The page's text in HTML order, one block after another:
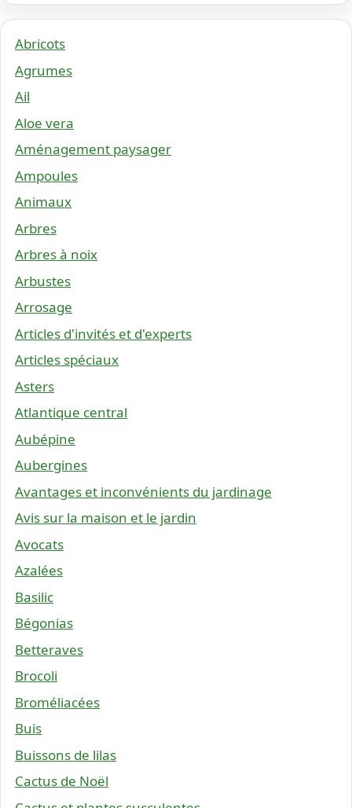
Abricots
Agrumes
Ail
Aloe vera
Aménagement paysager
Ampoules
Animaux
Arbres
Arbres à noix
Arbustes
Arrosage
Articles d'invités et d'experts
Articles spéciaux
Asters
Atlantique central
Aubépine
Aubergines
Avantages et inconvénients du jardinage
Avis sur la maison et le jardin
Avocats
Azalées
Basilic
Bégonias
Betteraves
Brocoli
Broméliacées
Buis
Buissons de lilas
Cactus de Noël